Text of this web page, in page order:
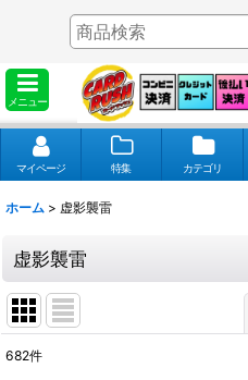
メニュー
マイページ 特集 カテゴリ
ホーム > 虚影襲雷
虚影襲雷
682件